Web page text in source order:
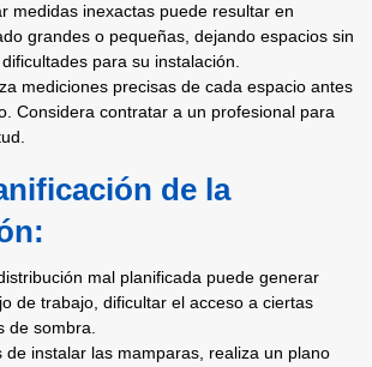
medidas inexactas puede resultar en
grandes o pequeñas, dejando espacios sin
para su instalación.
mediciones precisas de cada espacio antes
Considera contratar a un profesional para
de la
mal planificada puede generar
de trabajo, dificultar el acceso a ciertas
de sombra.
de instalar las mamparas, realiza un plano